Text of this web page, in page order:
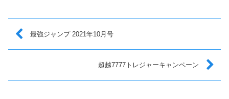
最強ジャンプ 2021年10月号
超越7777トレジャーキャンペーン